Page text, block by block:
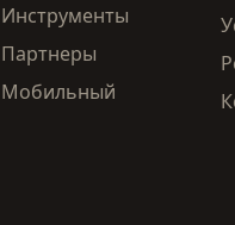
Инструменты
Партнеры
Мобильный